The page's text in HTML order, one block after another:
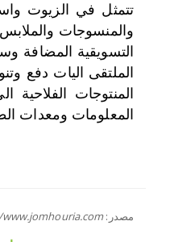
تتمثل في الزيوت
والمنسوجات
التسويقية المضافة
الملتقى اليات دفع
المنتوجات الفلاحية
المعلومات ومعدات
مصدر: